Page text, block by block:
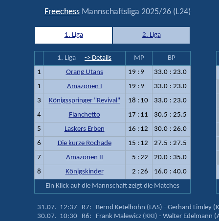
Freechess Mannschaftsliga 2025/26 (L24)
1. Liga 2. Liga
1. Liga -> Details MP
BP
1
Orang Utans 19 : 9 33.0 : 23.0
1
Amazonen I 19 : 9 33.0 : 23.0
3
Königsspringer "Revival" 18 : 10 33.0 : 23.0
4
Fianchetto 17 : 11 30.5 : 25.5
5
Laskers Erben 16 : 12 30.0 : 26.0
6
Die kurze Rochade 15 : 12 27.5 : 27.5
7
Amazonen II 5 : 22 20.0 : 35.0
8
Königskinder 2 : 26 16.0 : 40.0
Ein Klick auf die Mannschaft zeigt die Matches
31.07. 12:37 R7: Bernd Ketelhöhn (LAS) - Gerhard Limley
30.07. 10:30 R6: Frank Malewicz (KKI) - Walter Edelmann